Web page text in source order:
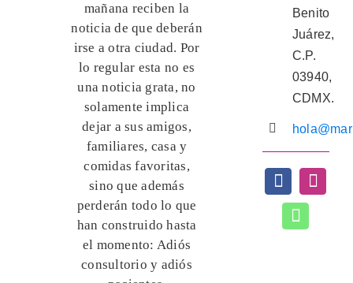
mañana reciben la
noticia de que deberán
irse a otra ciudad. Por
lo regular esta no es
una noticia grata, no
solamente implica
dejar a sus amigos,
familiares, casa y
comidas favoritas,
sino que además
perderán todo lo que
han construido hasta
el momento: Adiós
consultorio y adiós
Benito
Juárez,
C.P.
03940,
CDMX.